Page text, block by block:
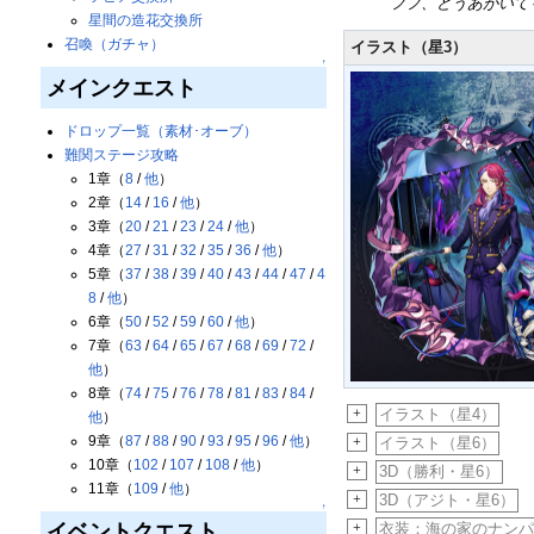
星間の造花交換所
召喚（ガチャ）
↑
メインクエスト
ドロップ一覧（素材･オーブ）
難関ステージ攻略
1章（8/他）
2章（ 14/ 16 /他）
3章（20/21 /23 /24/他）
4章（27 /31 /32 /35/36 /他）
5章（37 /38/39 /40/43 /44/47 /4
8/他）
6章（50/52 /59 /60/他）
7章（63 /64/65/67 /68/69 /72 /
他）
8章（74/75/76 /78/81 /83 /84/
他）
9章（87 /88/90/93 /95/96 /他）
10章（ 102 / 107 / 108/他）
11章（ 109 /他）
↑
イラスト（星3）
+ イラスト（星4）
+ イラスト（星6）
+ 3D（勝利・星6）
+ 3D（アジト・星6）
+ 衣装：海の家のナン